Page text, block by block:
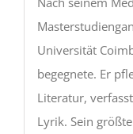
Universität
begegnete. Er
Literatur,
Lyrik. Sein